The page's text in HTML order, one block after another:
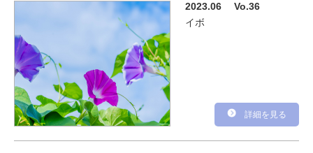
2023.06 Vo.36
イボ
詳細を見る